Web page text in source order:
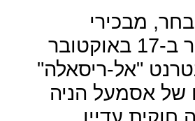
מבכירי
חמאס, אמר ב-17 באוקטובר
"אל-ריסאלה"
של אסמעל הניה